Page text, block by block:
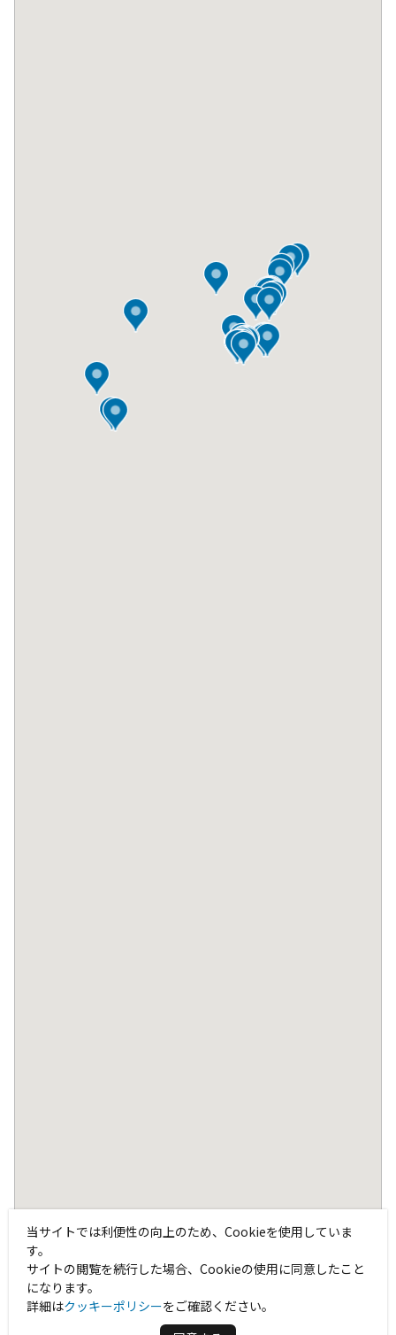
当サイトでは利便性の向上のため、Cookieを使用していま
す。
サイトの閲覧を続行した場合、Cookieの使用に同意したこと
になります。
詳細はクッキーポリシーをご確認ください。